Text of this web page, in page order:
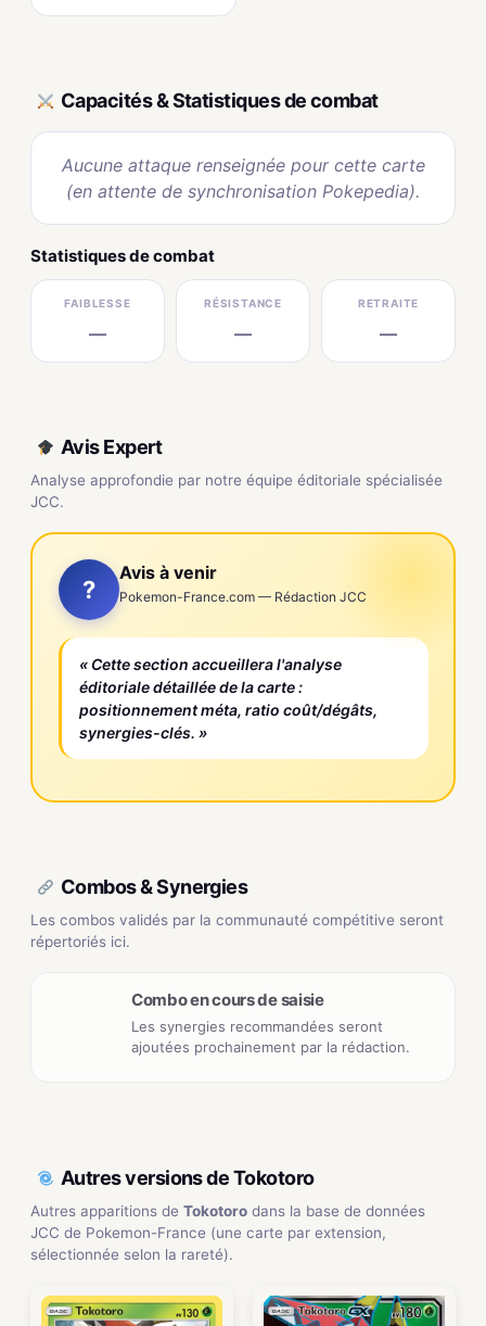
Capacités & Statistiques de combat
Aucune attaque renseignée pour cette carte
(en attente de synchronisation Pokepedia).
Statistiques de combat
FAIBLESSE
—
RÉSISTANCE
—
RETRAITE
—
Avis Expert
Analyse approfondie par notre équipe éditoriale spécialisée
JCC.
?
Avis à venir
Pokemon-France.com — Rédaction JCC
« Cette section accueillera l'analyse
éditoriale détaillée de la carte :
positionnement méta, ratio coût/dégâts,
synergies-clés. »
Combos & Synergies
Les combos validés par la communauté compétitive seront
répertoriés ici.
Combo en cours de saisie
Les synergies recommandées seront
ajoutées prochainement par la rédaction.
Autres versions de Tokotoro
Autres apparitions de Tokotoro dans la base de données
JCC de Pokemon-France (une carte par extension,
sélectionnée selon la rareté).